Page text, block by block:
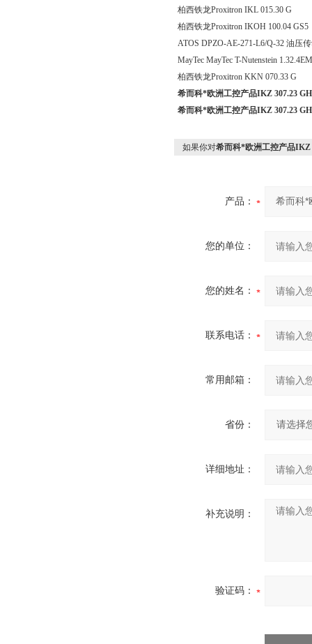
柏西铁龙Proxitron IKL
柏西铁龙Proxitron IKOH
ATOS DPZO-AE-271-L6/Q-32 油压
MayTec MayTec T-Nutenstein
柏西铁龙Proxitron KKN 070.33
希而科*欧洲工控产品IKZ 307.23 GH
希而科*欧洲工控产品IKZ 307.23 GH
如果你对希而科*欧洲工控产品IKZ
产品：
您的单位：
您的姓名：
联系电话：
常用邮箱：
省份：
详细地址：
补充说明：
验证码：